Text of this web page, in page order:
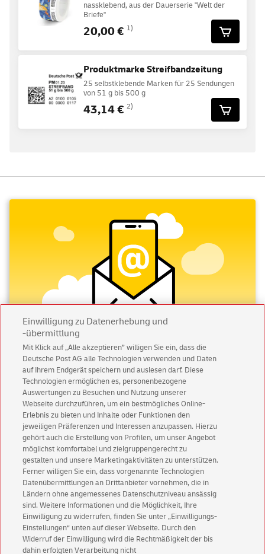
nassklebend, aus der Dauerserie "Welt der
Briefe"
20,00 € 1)
Produktmarke Streifbandzeitung
25 selbstklebende Marken für 25 Sendungen
von 51 g bis 500 g
43,14 € 2)
Abonnieren Sie unseren Newsletter
Immer informiert über exklusive Angebote und
Aktionen - jetzt mit Vorteil
Privatkundensichern sich einen5 € Gutschein
für POSTSCAN!
Geschäftskundenerhalten einen5 € Gutschein
für Briefmarke individuell!
Zur Newsletter-Anmeldung
Einwilligung zu Datenerhebung und
-übermittlung
Mit Klick auf „Alle akzeptieren” willigen Sie ein, dass die
Deutsche Post AG alle Technologien verwenden und Daten
auf Ihrem Endgerät speichern und auslesen darf. Diese
Technologien ermöglichen es, personenbezogene
Auswertungen zu Besuchen und Nutzung unserer
Webseite durchzuführen, um ein bestmögliches Online-
Erlebnis zu bieten und Inhalte oder Funktionen den
jeweiligen Präferenzen und Interessen anzupassen. Hierzu
gehört auch die Erstellung von Profilen, um unser Angebot
möglichst komfortabel und zielgruppengerecht zu
gestalten und unsere Marketingaktivitäten zu unterstützen.
Ferner willigen Sie ein, dass vorgenannte Technologien
Datenübermittlungen an Drittanbieter vornehmen, die in
Ländern ohne angemessenes Datenschutzniveau ansässig
sind. Weitere Informationen und die Möglichkeit, Ihre
Einwilligung zu widerrufen, finden Sie unter „Einwilligungs-
Einstellungen“ unten auf dieser Webseite. Durch den
Widerruf der Einwilligung wird die Rechtmäßigkeit der bis
dahin erfolgten Verarbeitung nicht